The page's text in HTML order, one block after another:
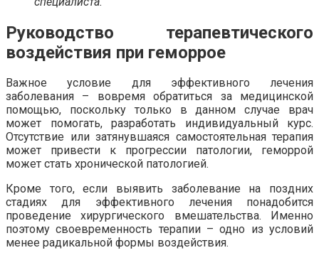
Руководство терапевтического
воздействия при геморрое
Важное условие для эффективного лечения
заболевания – вовремя обратиться за медицинской
помощью, поскольку только в данном случае врач
может помогать, разработать индивидуальный курс.
Отсутствие или затянувшаяся самостоятельная терапия
может привести к прогрессии патологии, геморрой
может стать хронической патологией.
Кроме того, если выявить заболевание на поздних
стадиях для эффективного лечения понадобится
проведение хирургического вмешательства. Именно
поэтому своевременность терапии – одно из условий
менее радикальной формы воздействия.